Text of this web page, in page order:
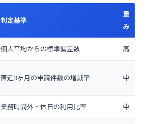
判定基準
重
み
個人平均からの標準偏差数 高
直近3ヶ月の申請件数の増減率 中
業務時間外・休日の利用比率 中